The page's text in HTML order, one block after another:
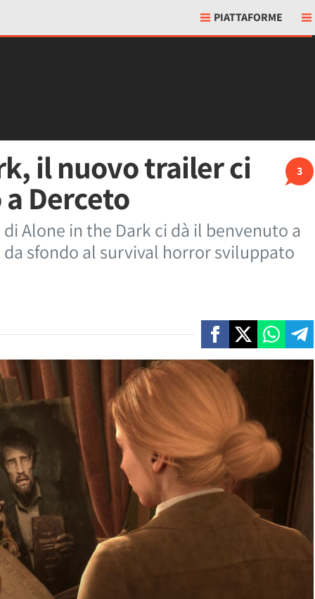
PIATTAFORME
3
il nuovo trailer ci
Derceto
Alone in the Dark ci dà il benvenuto a
da sfondo al survival horror sviluppato